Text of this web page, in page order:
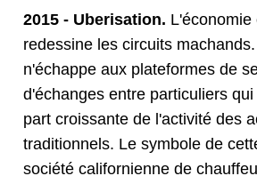
2015 - Uberisation.
redessine les circuits
n'échappe aux plateformes de
d'échanges entre particuliers
part croissante de l'activité des
traditionnels. Le symbole de
société californienne de